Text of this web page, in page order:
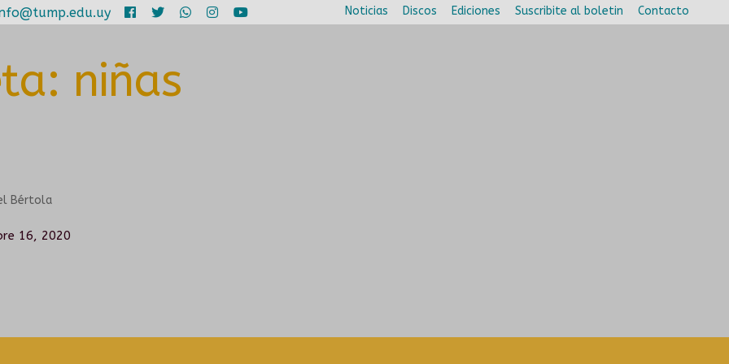
Noticias Discos Ediciones Suscribite al boletin Contacto
niñas
Bértola
16, 2020